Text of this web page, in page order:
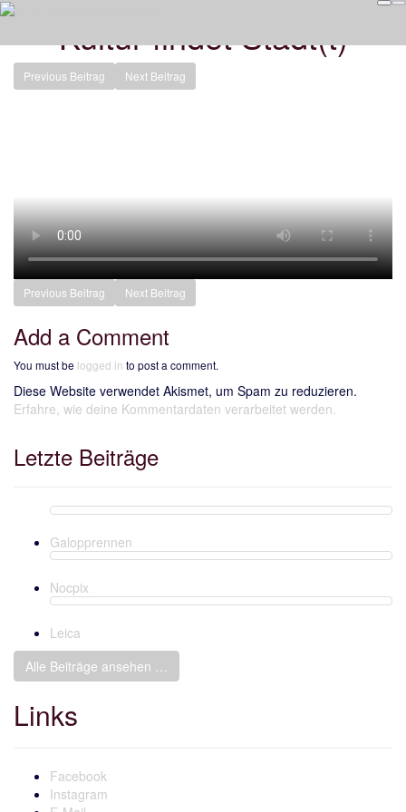
Kultur findet Stadt(t)
Previous Beitrag Next Beitrag
Previous Beitrag Next Beitrag
Add a Comment
You must be logged in to post a comment.
Diese Website verwendet Akismet, um Spam zu reduzieren.
Erfahre, wie deine Kommentardaten verarbeitet werden.
Letzte Beiträge
Galopprennen
Nocpix
Leica
Alle Beiträge ansehen …
Links
Facebook
Instagram